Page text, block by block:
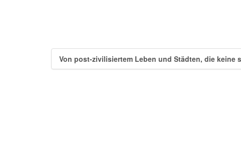
Von post-zivilisiertem Leben und Städten, die keine